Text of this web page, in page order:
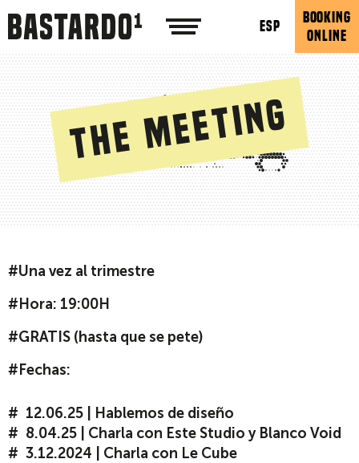
ESP
BOOKING
ONLINE
The meeting
#Una vez al trimestre
#Hora: 19:00H
#GRATIS (hasta que se pete)
#Fechas:
12.06.25 | Hablemos de diseño
8.04.25 | Charla con Este Studio y Blanco Void
3.12.2024 | Charla con Le Cube